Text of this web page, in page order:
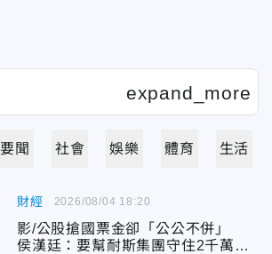
要聞 社會 娛樂 體育 生活
財經
影/公股搶國票金卻「公公不併」
侯漢廷：要幫耐斯集團守住2千萬的
2026/08/04 18:20